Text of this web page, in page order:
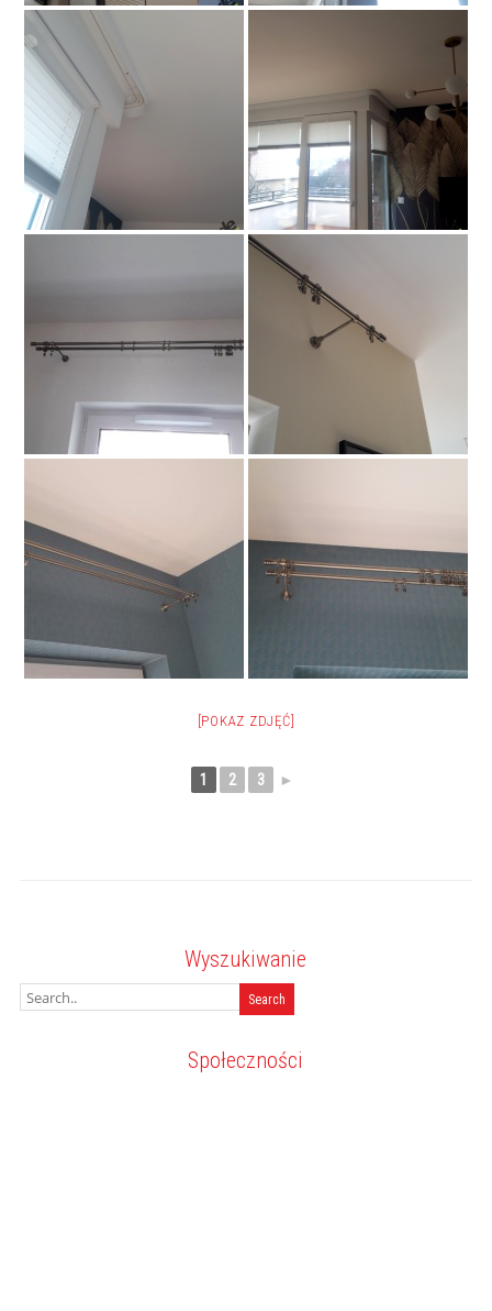
[POKAZ ZDJĘĆ]
1 2 3 ►
Wyszukiwanie
Społeczności